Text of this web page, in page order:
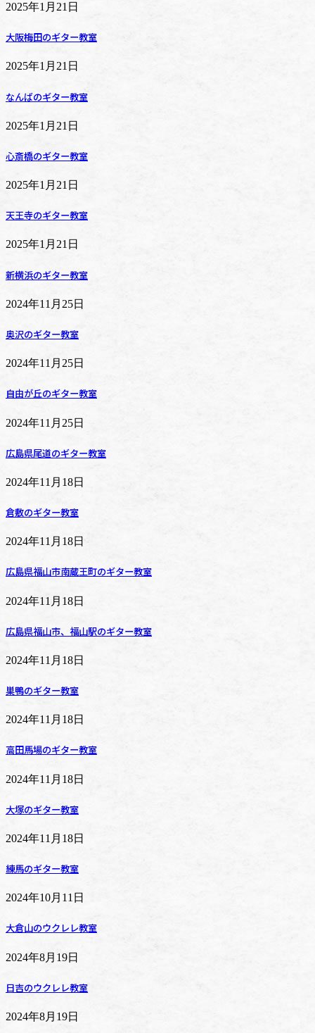
2025年1月21日
大阪梅田のギター教室
2025年1月21日
なんばのギター教室
2025年1月21日
心斎橋のギター教室
2025年1月21日
天王寺のギター教室
2025年1月21日
新横浜のギター教室
2024年11月25日
奥沢のギター教室
2024年11月25日
自由が丘のギター教室
2024年11月25日
広島県尾道のギター教室
2024年11月18日
倉敷のギター教室
2024年11月18日
広島県福山市南蔵王町のギター教室
2024年11月18日
広島県福山市、福山駅のギター教室
2024年11月18日
巣鴨のギター教室
2024年11月18日
高田馬場のギター教室
2024年11月18日
大塚のギター教室
2024年11月18日
練馬のギター教室
2024年10月11日
大倉山のウクレレ教室
2024年8月19日
日吉のウクレレ教室
2024年8月19日